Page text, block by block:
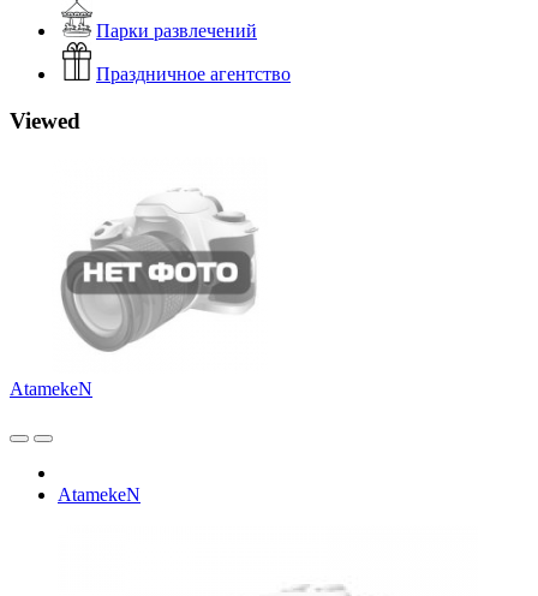
Парки развлечений
Праздничное агентство
Viewed
AtamekeN
AtamekeN